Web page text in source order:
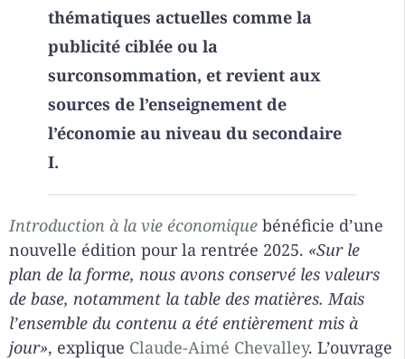
thématiques actuelles comme la
publicité ciblée ou la
surconsommation, et revient aux
sources de l’enseignement de
l’économie au niveau du secondaire
I.
Introduction à la vie économique bénéficie d’une
nouvelle édition pour la rentrée 2025. «Sur le
plan de la forme, nous avons conservé les valeurs
de base, notamment la table des matières. Mais
l’ensemble du contenu a été entièrement mis à
jour», explique Claude-Aimé Chevalley. L’ouvrage